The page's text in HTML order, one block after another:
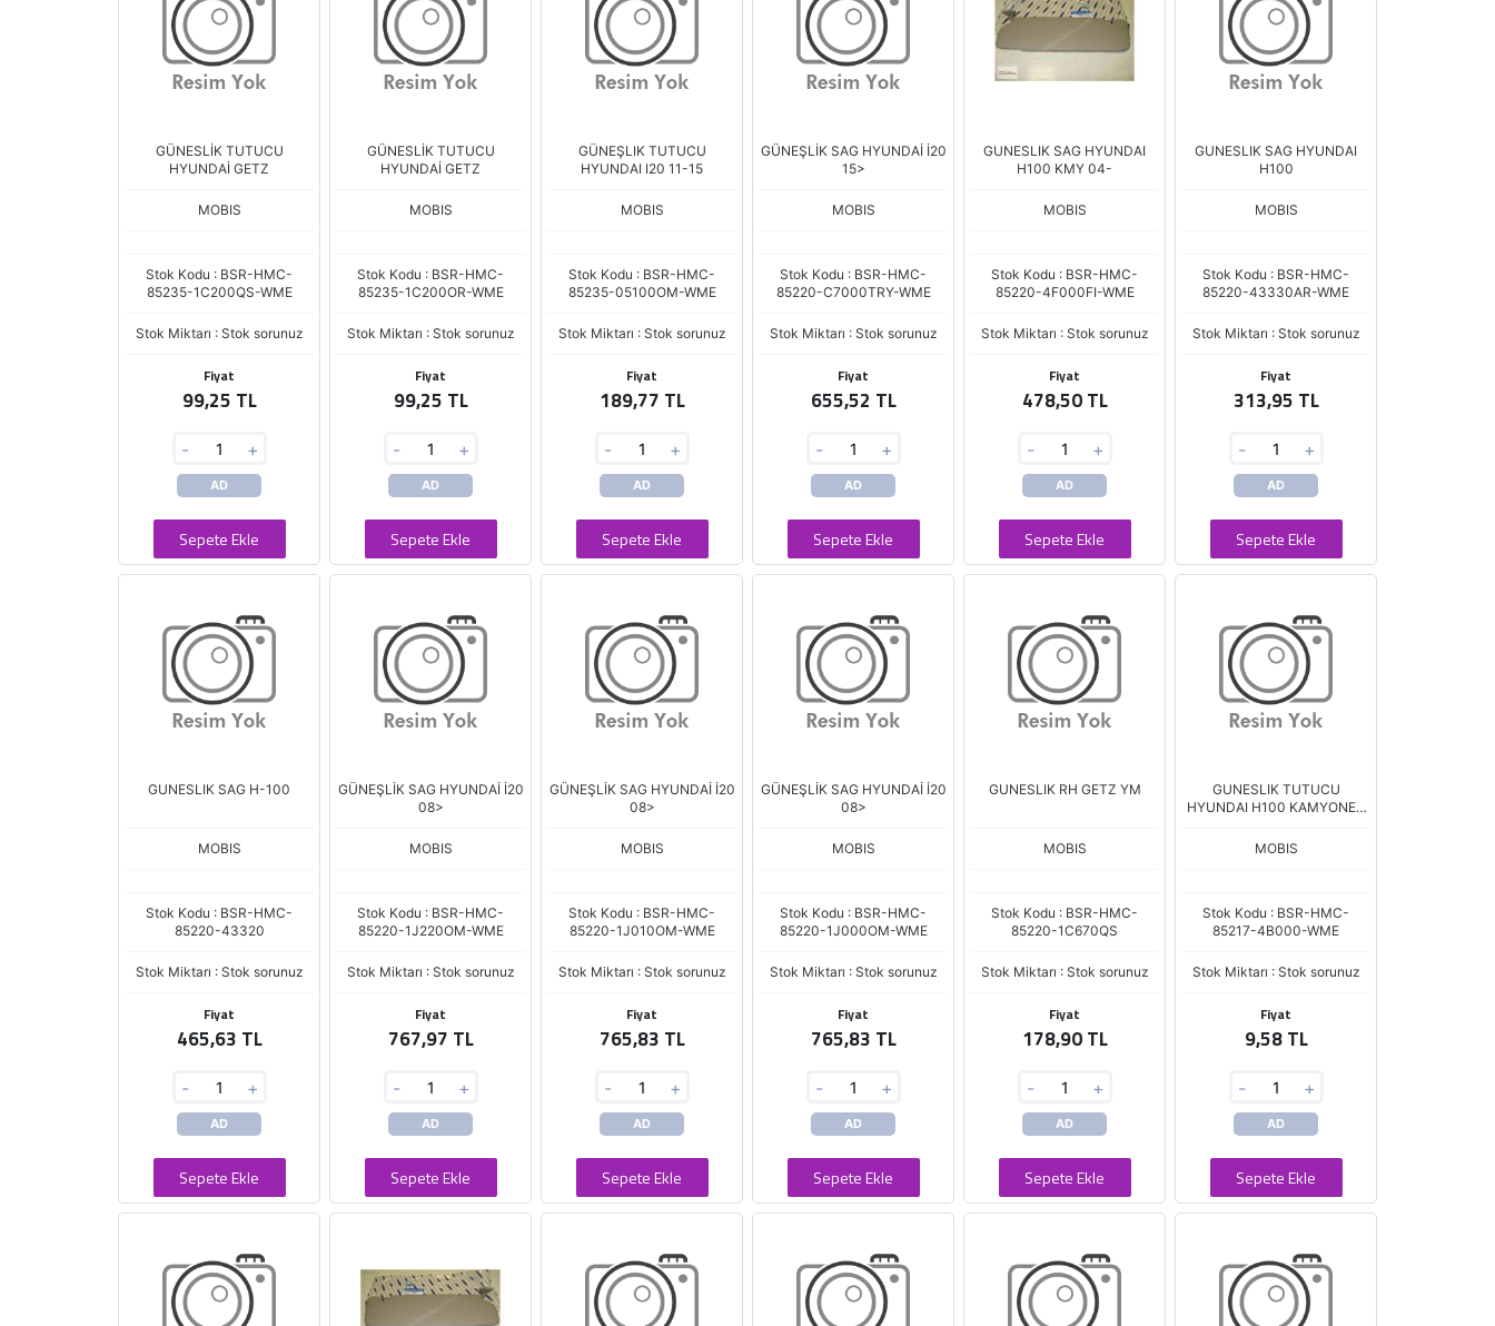
GÜNESLİK TUTUCU
HYUNDAİ GETZ
MOBIS
Stok Kodu : BSR-HMC-
85235-1C200QS-WME
Stok Miktarı : Stok sorunuz
Fiyat
99,25 TL
- +
AD
Sepete Ekle
GÜNESLİK TUTUCU
HYUNDAİ GETZ
MOBIS
Stok Kodu : BSR-HMC-
85235-1C200OR-WME
Stok Miktarı : Stok sorunuz
Fiyat
99,25 TL
- +
AD
Sepete Ekle
GÜNEŞLIK TUTUCU
HYUNDAI I20 11-15
MOBIS
Stok Kodu : BSR-HMC-
85235-05100OM-WME
Stok Miktarı : Stok sorunuz
Fiyat
189,77 TL
- +
AD
Sepete Ekle
GÜNEŞLİK SAG HYUNDAİ İ20
15>
MOBIS
Stok Kodu : BSR-HMC-
85220-C7000TRY-WME
Stok Miktarı : Stok sorunuz
Fiyat
655,52 TL
- +
AD
Sepete Ekle
GUNESLIK SAG HYUNDAI
H100 KMY 04-
MOBIS
Stok Kodu : BSR-HMC-
85220-4F000FI-WME
Stok Miktarı : Stok sorunuz
Fiyat
478,50 TL
- +
AD
Sepete Ekle
GUNESLIK SAG HYUNDAI
H100
MOBIS
Stok Kodu : BSR-HMC-
85220-43330AR-WME
Stok Miktarı : Stok sorunuz
Fiyat
313,95 TL
- +
AD
Sepete Ekle
GUNESLIK SAG H-100
MOBIS
Stok Kodu : BSR-HMC-
85220-43320
Stok Miktarı : Stok sorunuz
Fiyat
465,63 TL
- +
AD
Sepete Ekle
GÜNEŞLİK SAG HYUNDAİ İ20
08>
MOBIS
Stok Kodu : BSR-HMC-
85220-1J220OM-WME
Stok Miktarı : Stok sorunuz
Fiyat
767,97 TL
- +
AD
Sepete Ekle
GÜNEŞLİK SAG HYUNDAİ İ20
08>
MOBIS
Stok Kodu : BSR-HMC-
85220-1J010OM-WME
Stok Miktarı : Stok sorunuz
Fiyat
765,83 TL
- +
AD
Sepete Ekle
GÜNEŞLİK SAG HYUNDAİ İ20
08>
MOBIS
Stok Kodu : BSR-HMC-
85220-1J000OM-WME
Stok Miktarı : Stok sorunuz
Fiyat
765,83 TL
- +
AD
Sepete Ekle
GUNESLIK RH GETZ YM
MOBIS
Stok Kodu : BSR-HMC-
85220-1C670QS
Stok Miktarı : Stok sorunuz
Fiyat
178,90 TL
- +
AD
Sepete Ekle
GUNESLIK TUTUCU
HYUNDAI H100 KAMYONET
MOBIS
Stok Kodu : BSR-HMC-
85217-4B000-WME
Stok Miktarı : Stok sorunuz
Fiyat
9,58 TL
- +
AD
Sepete Ekle